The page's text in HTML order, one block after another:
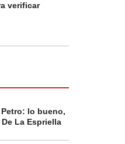
verificar
lo bueno,
La Espriella